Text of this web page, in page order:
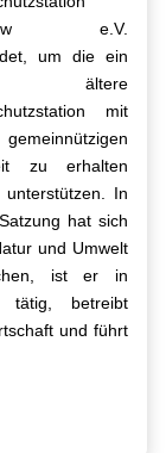
e.V.
um die ein
ältere
mit
zu erhalten
unterstützen. In
hat sich
und Umwelt
ist er in
tätig, betreibt
und führt